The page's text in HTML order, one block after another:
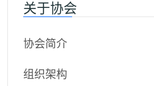
关于协会
协会简介
组织架构